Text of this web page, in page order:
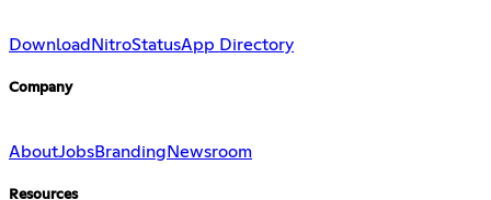
Download NitroStatusApp Directory
Company
AboutJobsBranding Newsroom
Resources